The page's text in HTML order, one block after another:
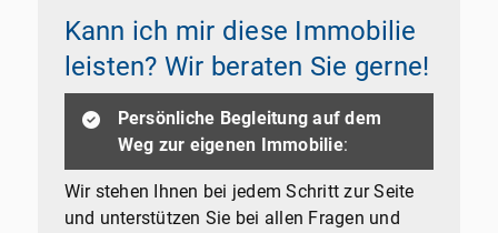
Kann ich mir diese Immobilie
leisten? Wir beraten Sie gerne!
Persönliche Begleitung auf dem
Weg zur eigenen Immobilie:
Wir stehen Ihnen bei jedem Schritt zur Seite
und unterstützen Sie bei allen Fragen und